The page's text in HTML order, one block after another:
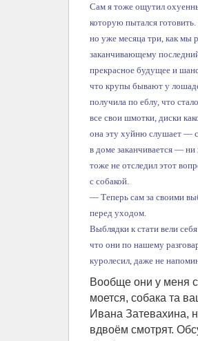
Сам я тоже ощутил
которую пытался
но уже месяца три, как мы
заканчивающему
прекрасное будущее и
что крупы бывают у
получила по еблу, что
все свои шмотки, диски
она эту хуйню слушает —
в доме заканчивается — ни
тоже не отследил этот
с собакой.
— Теперь сам за своими
перед уходом.
Выблядки к стати вели
что они по нашему
куролесил, даже не
Вообще они у меня
моется, собака та
Ивана Затевахина,
вдвоём смотрят.